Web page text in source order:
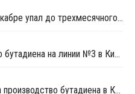
Импорт бутадиена в Китай в декабре упал до трехмесячного минимума
ZPC возобновила производство бутадиена на линии №3 в Китае
Bora Lyondellbasell возобновила производство бутадиена в Китае после ремонта